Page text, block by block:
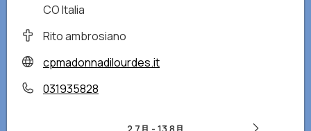
CO Italia
Rito ambrosiano
cpmadonnadilourdes.it
031935828